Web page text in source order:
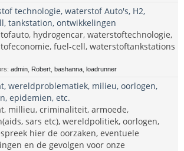
technologie, waterstof Auto's, H2,
tankstation, ontwikkelingen
hydrogencar, waterstoftechnologie,
fuel-cell, waterstoftankstations
admin Robert bashanna loadrunner
wereldproblematiek, milieu, oorlogen,
epidemien, etc.
millieu, criminaliteit, armoede,
sars etc), wereldpolitiek, oorlogen,
hier de oorzaken, eventuele
en de gevolgen voor onze